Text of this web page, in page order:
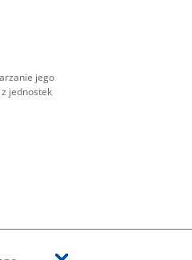
jego
jednostek